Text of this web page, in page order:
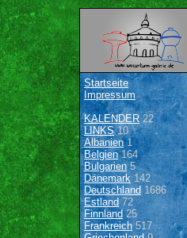
Startseite
Impressum
KALENDER22
LINKS10
Albanien1
Belgien164
Bulgarien 5
Dänemark142
Deutschland 1686
Estland 72
Finnland 25
Frankreich517